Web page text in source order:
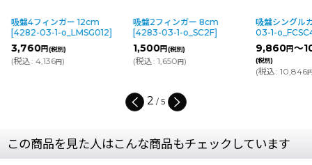
吸盤4フィンガー 12cm
[4282-03-1-o_LMSG012]
3,760円(税別)
(税込: 4,136円)
吸盤2フィンガー 8cm
[4283-03-1-o_SC2F]
1,500円(税別)
(税込: 1,650円)
吸盤シングル
03-1-
9,860円～
(税別)
(税込: 10,846
2 / 5
この商品を見た人はこんな商品もチェックしています